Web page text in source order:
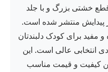
خشتی بزرگ و با جلد
منتشر شده است.
مفید برای کودک دلبندتان
انتخابی عالی است. این
کیفیت و قیمت مناسب